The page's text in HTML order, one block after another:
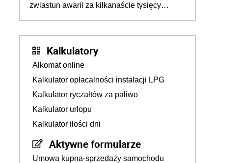
zwiastun awarii za kilkanaście tysięcy
Kalkulatory
Alkomat online
Kalkulator opłacalności instalacji LPG
Kalkulator ryczałtów za paliwo
Kalkulator urlopu
Kalkulator ilości dni
Aktywne formularze
Umowa kupna-sprzedaży samochodu